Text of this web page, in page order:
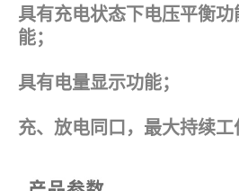
具有充电状态下电压平衡
能；
具有电量显示功能；
充、放电同口，最大持续工